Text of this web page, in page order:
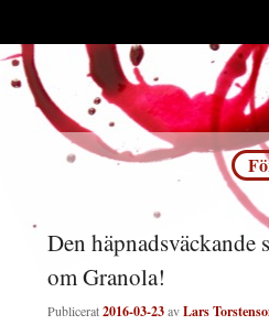
Den häpnadsväckande
om Granola!
Publicerat2016-03-23avLars